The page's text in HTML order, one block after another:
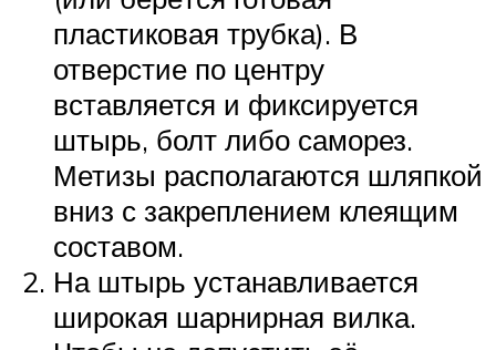
пластиковая трубка). В
отверстие по центру
вставляется и фиксируется
штырь, болт либо саморез.
Метизы располагаются шляпкой
вниз с закреплением клеящим
составом.
На штырь устанавливается
широкая шарнирная вилка.